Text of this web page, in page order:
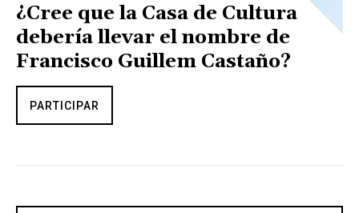
¿Cree que la Casa de Cultura
debería llevar el nombre de
Francisco Guillem Castaño?
PARTICIPAR